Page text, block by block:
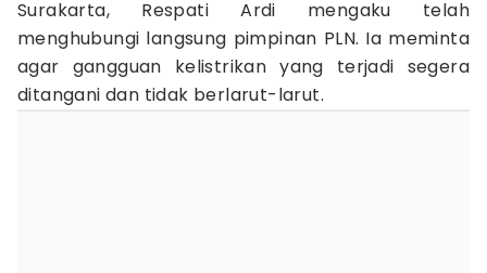
Surakarta, Respati Ardi mengaku telah
menghubungi langsung pimpinan PLN. Ia meminta
agar gangguan kelistrikan yang terjadi segera
ditangani dan tidak berlarut-larut.